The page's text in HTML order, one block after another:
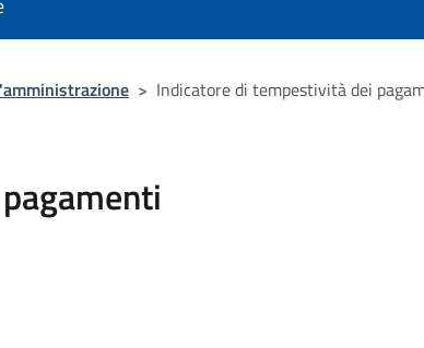
> Indicatore di tempestività dei